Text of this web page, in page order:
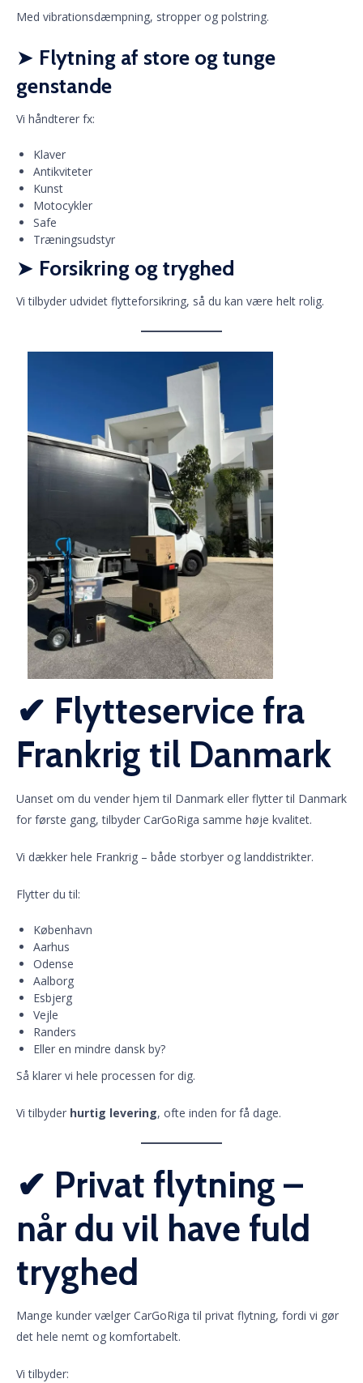
Med vibrationsdæmpning, stropper og polstring.
➤ Flytning af store og tunge
genstande
Vi håndterer fx:
Klaver
Antikviteter
Kunst
Motocykler
Safe
Træningsudstyr
➤ Forsikring og tryghed
Vi tilbyder udvidet flytteforsikring, så du kan være helt rolig.
✔ Flytteservice fra
Frankrig til Danmark
Uanset om du vender hjem til Danmark eller flytter til Danmark
for første gang, tilbyder CarGoRiga samme høje kvalitet.
Vi dækker hele Frankrig – både storbyer og landdistrikter.
Flytter du til:
København
Aarhus
Odense
Aalborg
Esbjerg
Vejle
Randers
Eller en mindre dansk by?
Så klarer vi hele processen for dig.
Vi tilbyder hurtig levering, ofte inden for få dage.
✔ Privat flytning –
når du vil have fuld
tryghed
Mange kunder vælger CarGoRiga til privat flytning, fordi vi gør
det hele nemt og komfortabelt.
Vi tilbyder: